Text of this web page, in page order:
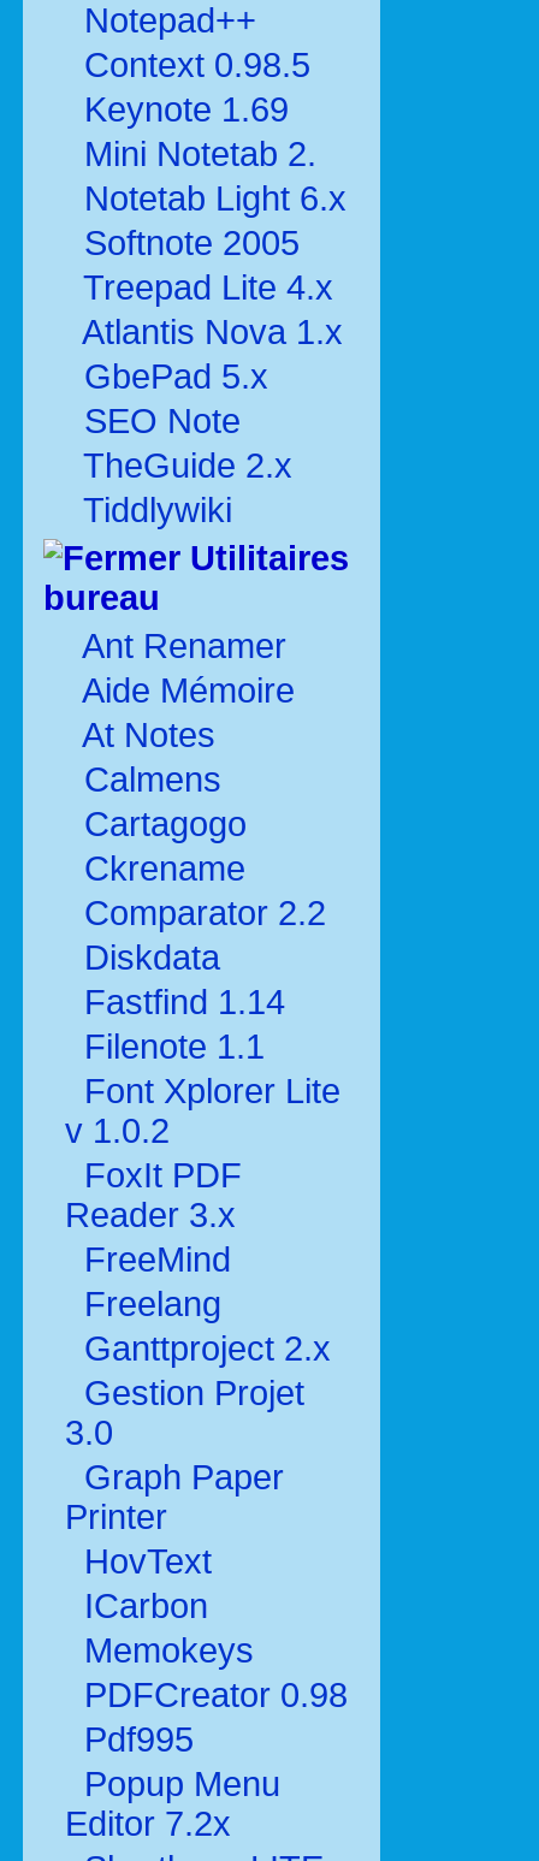
Notepad++
Context 0.98.5
Keynote 1.69
Mini Notetab 2.
Notetab Light 6.x
Softnote 2005
Treepad Lite 4.x
Atlantis Nova 1.x
GbePad 5.x
SEO Note
TheGuide 2.x
Tiddlywiki
Utilitaires
bureau
Ant Renamer
Aide Mémoire
At Notes
Calmens
Cartagogo
Ckrename
Comparator 2.2
Diskdata
Fastfind 1.14
Filenote 1.1
Font Xplorer Lite
v 1.0.2
FoxIt PDF
Reader 3.x
FreeMind
Freelang
Ganttproject 2.x
Gestion Projet
3.0
Graph Paper
Printer
HovText
ICarbon
Memokeys
PDFCreator 0.98
Pdf995
Popup Menu
Editor 7.2x